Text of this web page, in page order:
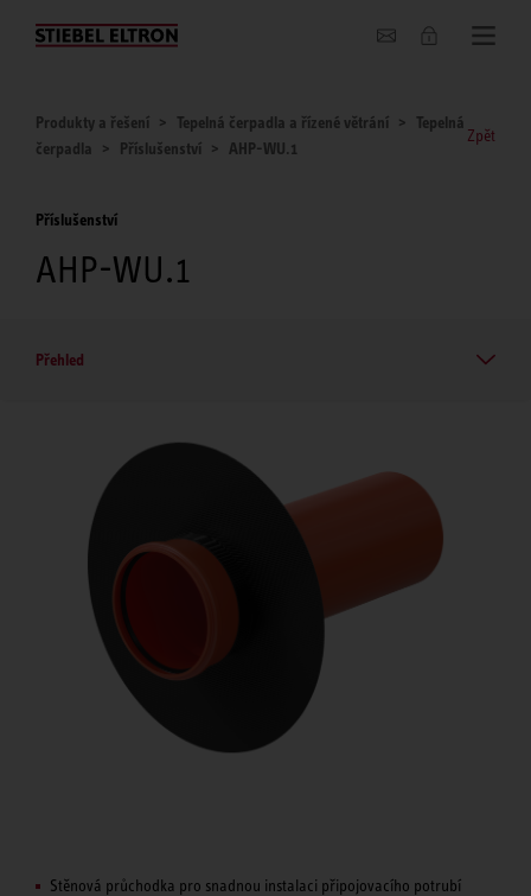
O nás
Produkty a řešení Tepelná čerpadla a řízené větrání
Tepelná
čerpadla
Příslušenství AHP-WU.1
Zpět
Příslušenství
AHP-WU.1
Přehled
Stěnová průchodka pro snadnou instalaci připojovacího potrubí